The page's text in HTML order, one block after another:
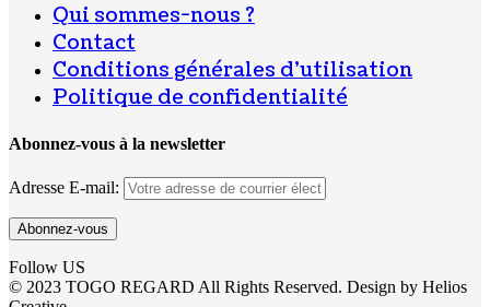
Qui sommes-nous ?
Contact
Conditions générales d’utilisation
Politique de confidentialité
Abonnez-vous à la newsletter
Adresse E-mail:
Follow US
© 2023 TOGO REGARD All Rights Reserved. Design by Helios